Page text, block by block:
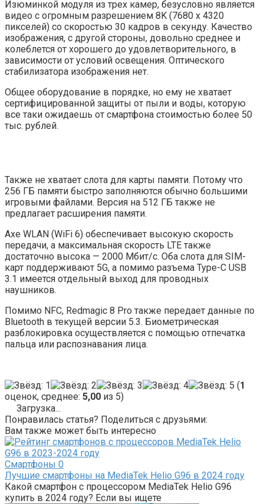
Изюминкой модуля из трех камер, безусловно является
видео с огромным разрешением 8K (7680 x 4320
пикселей) со скоростью 30 кадров в секунду. Качество
изображения, с другой стороны, довольно среднее и
колеблется от хорошего до удовлетворительного, в
зависимости от условий освещения. Оптического
стабилизатора изображения нет.
Общее оборудование в порядке, но ему не хватает
сертифицированной защиты от пыли и воды, которую
все таки ожидаешь от смартфона стоимостью более 50
тыс. рублей.
Также не хватает слота для карты памяти. Потому что
256 ГБ памяти быстро заполняются обычно большими
игровыми файлами. Версия на 512 ГБ также не
предлагает расширения памяти.
Axe WLAN (WiFi 6) обеспечивает высокую скорость
передачи, а максимальная скорость LTE также
достаточно высока — 2000 Мбит/с. Оба слота для SIM-
карт поддерживают 5G, а помимо разъема Type-C USB
3.1 имеется отдельный выход для проводных
наушников.
Помимо NFC, Redmagic 8 Pro также передает данные по
Bluetooth в текущей версии 5.3. Биометрическая
разблокировка осуществляется с помощью отпечатка
пальца или распознавания лица.
(1
оценок, среднее: 5,00 из 5)
Загрузка...
Понравилась статья? Поделиться с друзьями:
Вам также может быть интересно
Смартфоны 0
Лучшие смартфоны на MediaTek Helio G96 в 2024 году
Какой смартфон с процессором MediaTek Helio G96
купить в 2024 году? Если вы ищете